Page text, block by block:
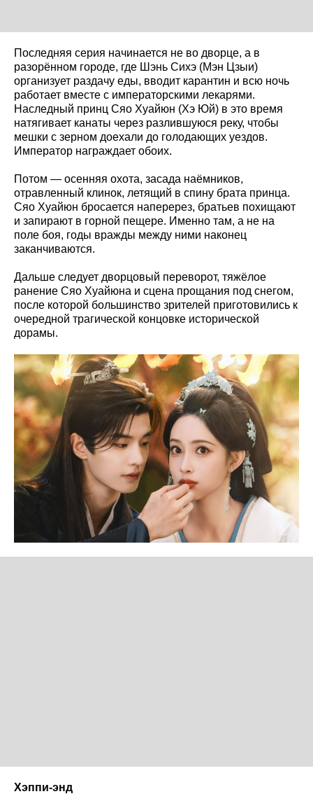
Последняя серия начинается не во дворце, а в
разорённом городе, где Шэнь Сихэ (Мэн Цзыи)
организует раздачу еды, вводит карантин и всю ночь
работает вместе с императорскими лекарями.
Наследный принц Сяо Хуайюн (Хэ Юй) в это время
натягивает канаты через разлившуюся реку, чтобы
мешки с зерном доехали до голодающих уездов.
Император награждает обоих.
Потом — осенняя охота, засада наёмников,
отравленный клинок, летящий в спину брата принца.
Сяо Хуайюн бросается наперерез, братьев похищают
и запирают в горной пещере. Именно там, а не на
поле боя, годы вражды между ними наконец
заканчиваются.
Дальше следует дворцовый переворот, тяжёлое
ранение Сяо Хуайюна и сцена прощания под снегом,
после которой большинство зрителей приготовились к
очередной трагической концовке исторической
дорамы.
Хэппи-энд